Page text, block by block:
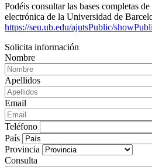
Podéis consultar las bases completas
electrónica de la Universidad de
https://seu.ub.edu/ajutsPublic/
Solicita información
Nombre
Apellidos
Email
Teléfono
País
Provincia
Consulta